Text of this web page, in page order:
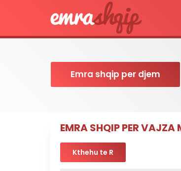
Emra shqip per djem
EMRA SHQIP PER VAJZA
Kthehu te R